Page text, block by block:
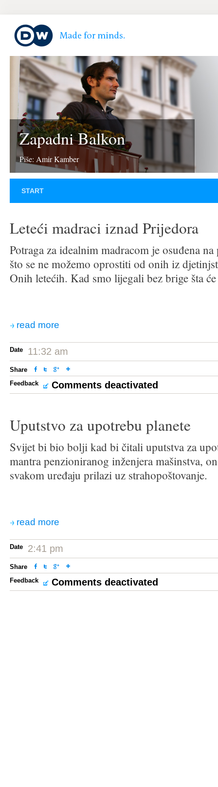
Zapadni Balkon
Piše: Amir Kamber
START
Leteći madraci iznad Prijedora
Potraga za idealnim madracom je osuđena
što se ne možemo oprostiti od onih iz
Onih letećih. Kad smo lijegali bez brige šta
read more
Date 11:32 am
Share
Feedback
Comments deactivated
Uputstvo za upotrebu planete
Svijet bi bio bolji kad bi čitali uputstva za
mantra penzioniranog inženjera mašinstva,
svakom uređaju prilazi uz strahopoštovanje.
read more
Date 2:41 pm
Share
Feedback
Comments deactivated